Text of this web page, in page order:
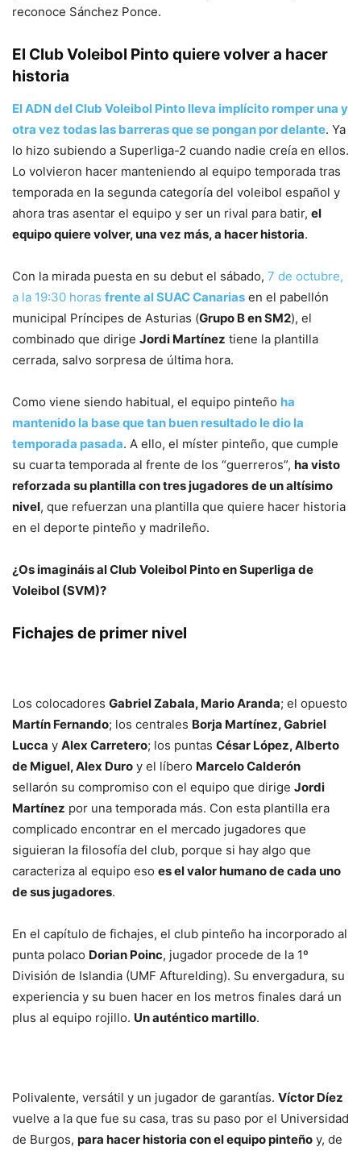
reconoce Sánchez Ponce.
El Club Voleibol Pinto quiere volver a hacer
historia
El ADN del Club Voleibol Pinto lleva implícito romper una y
otra vez todas las barreras que se pongan por delante. Ya
lo hizo subiendo a Superliga-2 cuando nadie creía en ellos.
Lo volvieron hacer manteniendo al equipo temporada tras
temporada en la segunda categoría del voleibol español y
ahora tras asentar el equipo y ser un rival para batir, el
equipo quiere volver, una vez más, a hacer historia.
Con la mirada puesta en su debut el sábado, 7 de octubre,
a la 19:30 horas frente al SUAC Canarias en el pabellón
municipal Príncipes de Asturias (Grupo B en SM2), el
combinado que dirige Jordi Martínez tiene la plantilla
cerrada, salvo sorpresa de última hora.
Como viene siendo habitual, el equipo pinteño ha
mantenido la base que tan buen resultado le dio la
temporada pasada. A ello, el míster pinteño, que cumple
su cuarta temporada al frente de los “guerreros”, ha visto
reforzada su plantilla con tres jugadores de un altísimo
nivel, que refuerzan una plantilla que quiere hacer historia
en el deporte pinteño y madrileño.
¿Os imagináis al Club Voleibol Pinto en Superliga de
Voleibol (SVM)?
Fichajes de primer nivel
Los colocadores Gabriel Zabala, Mario Aranda; el opuesto
Martín Fernando; los centrales Borja Martínez, Gabriel
Lucca y Alex Carretero; los puntas César López, Alberto
de Miguel, Alex Duro y el líbero Marcelo Calderón
sellarón su compromiso con el equipo que dirige Jordi
Martínez por una temporada más. Con esta plantilla era
complicado encontrar en el mercado jugadores que
siguieran la filosofía del club, porque si hay algo que
caracteriza al equipo eso es el valor humano de cada uno
de sus jugadores.
En el capítulo de fichajes, el club pinteño ha incorporado al
punta polaco Dorian Poinc, jugador procede de la 1º
División de Islandia (UMF Afturelding). Su envergadura, su
experiencia y su buen hacer en los metros finales dará un
plus al equipo rojillo. Un auténtico martillo.
Polivalente, versátil y un jugador de garantías. Víctor Díez
vuelve a la que fue su casa, tras su paso por el Universidad
de Burgos, para hacer historia con el equipo pinteño y, de